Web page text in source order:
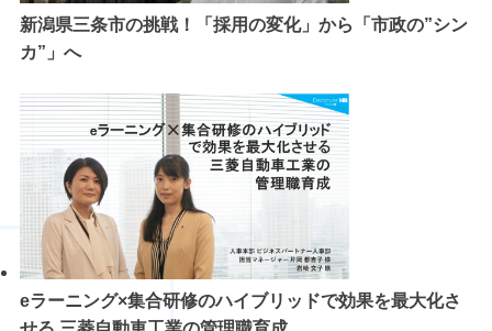
新潟県三条市の挑戦！「採用の変化」から「市政の”シン
カ”」へ
eラーニング×集合研修のハイブリッドで効果を最大化さ